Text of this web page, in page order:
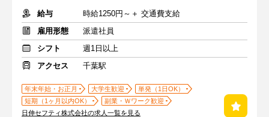
給与
時給1250円～＋ 交通費支給
雇用形態
派遣社員
シフト
週1日以上
アクセス
千葉駅
年末年始・お正月 大学生歓迎
単発（1日OK）
短期（1ヶ月以内OK）
副業・Ｗワーク歓迎
日伸セフティ株式会社の求人一覧を見る